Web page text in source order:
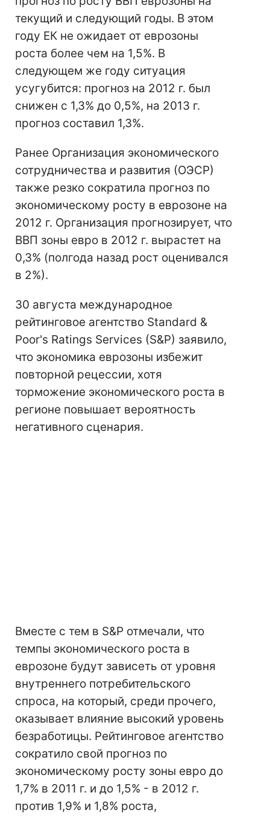
текущий и следующий годы. В этом
году ЕК не ожидает от еврозоны
роста более чем на 1,5%. В
следующем же году ситуация
усугубится: прогноз на 2012 г. был
снижен с 1,3% до 0,5%, на 2013 г.
прогноз составил 1,3%.
Ранее Организация экономического
сотрудничества и развития (ОЭСР)
также резко сократила прогноз по
экономическому росту в еврозоне на
2012 г. Организация прогнозирует, что
ВВП зоны евро в 2012 г. вырастет на
0,3% (полгода назад рост оценивался
в 2%).
30 августа международное
рейтинговое агентство Standard &
Poor's Ratings Services (S&P) заявило,
что экономика еврозоны избежит
повторной рецессии, хотя
торможение экономического роста в
регионе повышает вероятность
негативного сценария.
Вместе с тем в S&P отмечали, что
темпы экономического роста в
еврозоне будут зависеть от уровня
внутреннего потребительского
спроса, на который, среди прочего,
оказывает влияние высокий уровень
безработицы. Рейтинговое агентство
сократило свой прогноз по
экономическому росту зоны евро до
1,7% в 2011 г. и до 1,5% - в 2012 г.
против 1,9% и 1,8% роста,